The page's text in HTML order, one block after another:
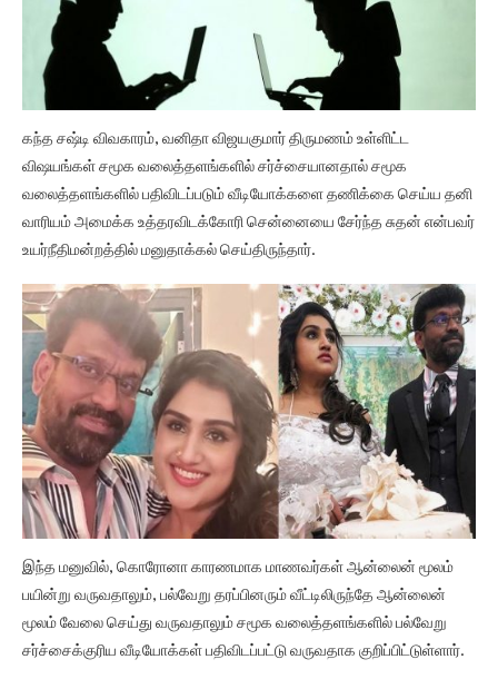
கந்த சஷ்டி விவகாரம், வனிதா விஜயகுமார் திருமணம் உள்ளிட்ட
விஷயங்கள் சமூக வலைத்தளங்களில் சர்ச்சையானதால் சமூக
வலைத்தளங்களில் பதிவிடப்படும் வீடியோக்களை தணிக்கை செய்ய தனி
வாரியம் அமைக்க உத்தரவிடக்கோரி சென்னையை சேர்ந்த சுதன் என்பவர்
உயர்நீதிமன்றத்தில் மனுதாக்கல் செய்திருந்தார்.
இந்த மனுவில், கொரோனா காரணமாக மாணவர்கள் ஆன்லைன் மூலம்
பயின்று வருவதாலும், பல்வேறு தரப்பினரும் வீட்டிலிருந்தே ஆன்லைன்
மூலம் வேலை செய்து வருவதாலும் சமூக வலைத்தளங்களில் பல்வேறு
சர்ச்சைக்குரிய வீடியோக்கள் பதிவிடப்பட்டு வருவதாக குறிப்பிட்டுள்ளார்.